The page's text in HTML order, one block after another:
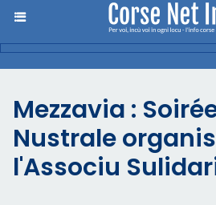
Mezzavia :
Nustrale
l'Associu